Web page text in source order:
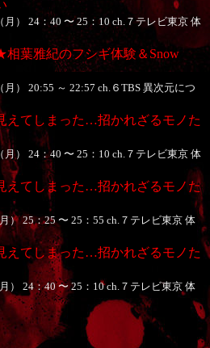
） 24：40 〜 25：10 ch.７テレビ東京 体
葉雅紀のフシギ体験＆Snow
） 20:55 ～ 22:57 ch.６TBS 異次元につ
てしまった…招かれざるモノた
） 24：40 〜 25：10 ch.７テレビ東京 体
えてしまった…招かれざるモノた
） 25：25 〜 25：55 ch.７テレビ東京 体
てしまった…招かれざるモノた
） 24：40 〜 25：10 ch.７テレビ東京 体